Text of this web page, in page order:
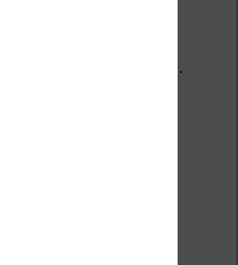
guider pendant le
de ce plugin.
de Ebook
à faire et de vous
du plugin
quelques trucs.